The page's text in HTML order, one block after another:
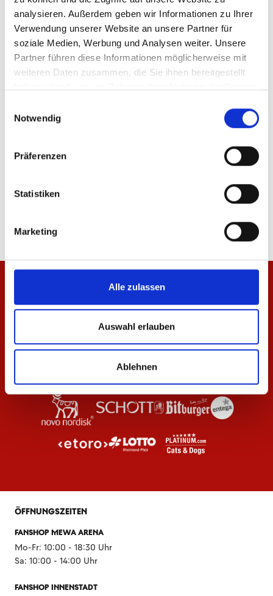
analysieren. Außerdem geben wir Informationen zu Ihrer
Verwendung unserer Website an unsere Partner für
soziale Medien, Werbung und Analysen weiter. Unsere
Partner führen diese Informationen möglicherweise mit
weiteren Daten zusammen, die Sie ihnen bereitgestellt
Notwendig
Präferenzen
Statistiken
Marketing
Alle zulassen
Auswahl erlauben
Ablehnen
Produktdetails
Trinkflasche Logo
ÖFFNUNGSZEITEN
FANSHOP MEWA ARENA
Mo-Fr: 10:00 - 18:30 Uhr
Sa: 10:00 - 14:00 Uhr
FANSHOP INNENSTADT